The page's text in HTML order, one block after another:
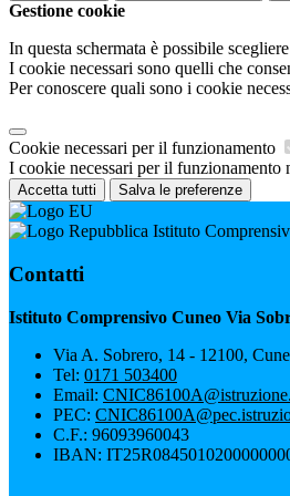
Gestione cookie
In questa schermata è possibile
I cookie necessari sono quelli che
Per conoscere quali sono i cookie
Cookie necessari per il funzionamento
I cookie necessari per il funzionamento
Accetta tutti Salva le preferenze
Istituto
Contatti
Istituto Comprensivo Cuneo Via
Via A. Sobrero, 14 - 12100,
Tel: 0171 503400
Email:
PEC:
C.F.: 96093960043
IBAN: